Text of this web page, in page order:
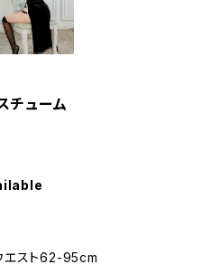
チューム
スト62-95cm